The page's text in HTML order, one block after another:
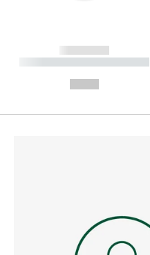
------------
----------- ----------- --------